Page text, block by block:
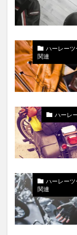
ハーレー
関連
ハーレ
ハーレー
関連